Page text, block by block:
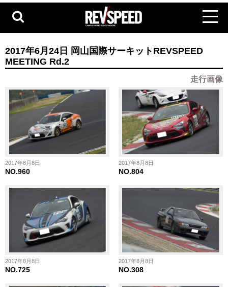
2017年6月24日 岡山国際サーキットREVSPEED
MEETING Rd.2
走行画像
2017年8月8日
NO.960
2017年8月8日
NO.804
2017年8月8日
NO.725
2017年8月8日
NO.308